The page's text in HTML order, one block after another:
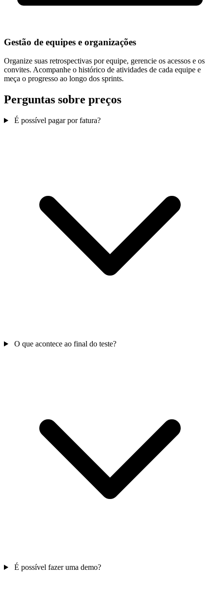
Gestão de equipes e organizações
Organize suas retrospectivas por equipe, gerencie os acessos e os
convites. Acompanhe o histórico de atividades de cada equipe e
meça o progresso ao longo dos sprints.
Perguntas sobre preços
É possível pagar por fatura?
O que acontece ao final do teste?
É possível fazer uma demo?